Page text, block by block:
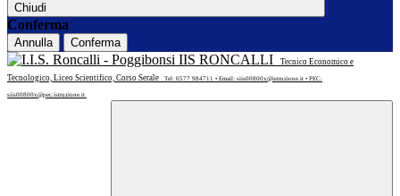
Chiudi
Conferma
Annulla Conferma
IIS RONCALLI
Tecnico Economico e
Tecnologico, Liceo Scientifico, Corso Serale
Tel: 0577 984711 • Email: siis00800x@istruzione.it • PEC:
siis00800x@pec.istruzione.it